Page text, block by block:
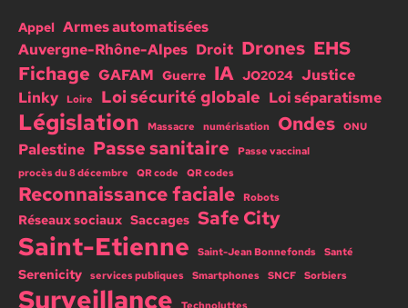
Appel Armes automatisées
Auvergne-Rhône-Alpes Droit Drones EHS
Fichage GAFAM Guerre IA JO2024 Justice
Linky
Loire Loi sécurité globale Loi séparatisme
Législation Massacre numérisation Ondes ONU
Palestine Passe sanitaire
Passe vaccinal
procès du 8 décembre
QR code QR codes
Reconnaissance faciale Robots
Réseaux sociaux Saccages Safe City
Saint-Etienne Saint-Jean Bonnefonds Santé
Serenicity services publiques Smartphones SNCF Sorbiers
Surveillance Technoluttes